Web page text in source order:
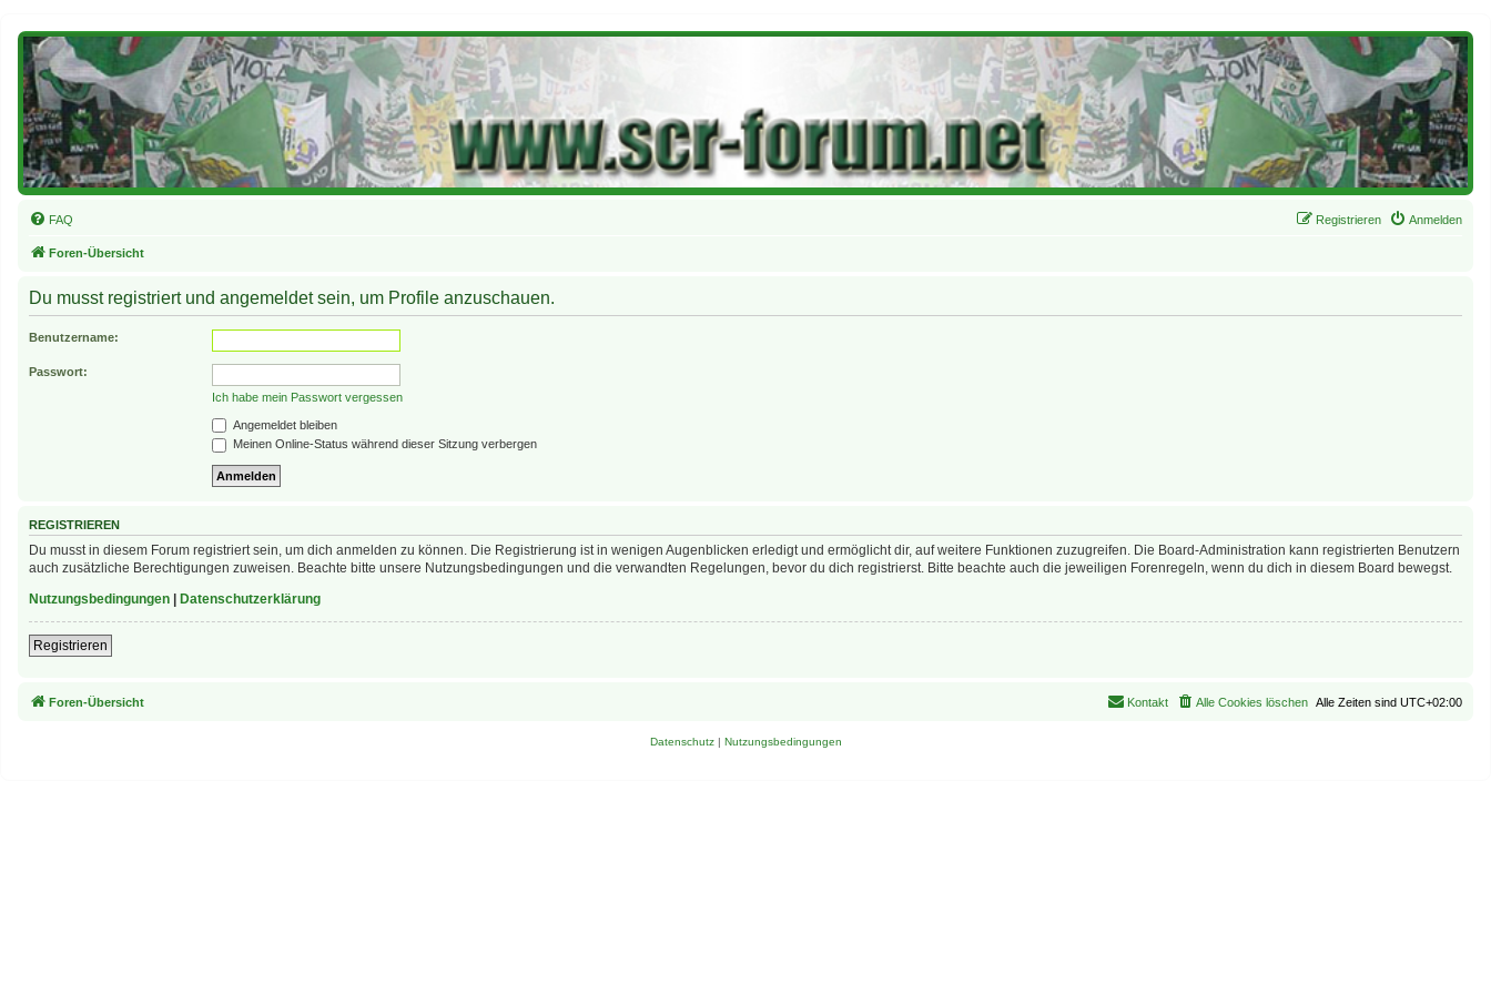
FAQ Anmelden
Registrieren
Foren-Übersicht
Du musst registriert und angemeldet sein, um Profile anzuschauen.
Benutzername:
Passwort:
Ich habe mein Passwort vergessen
Angemeldet bleiben
Meinen Online-Status während dieser Sitzung verbergen
REGISTRIEREN
Du musst in diesem Forum registriert sein, um dich anmelden zu können. Die Registrierung ist in wenigen Augenblicken erledigt und ermöglicht dir, auf weitere Funktionen zuzugreifen. Die Board-Administration kann registrierten Benutzern
auch zusätzliche Berechtigungen zuweisen. Beachte bitte unsere Nutzungsbedingungen und die verwandten Regelungen, bevor du dich registrierst. Bitte beachte auch die jeweiligen Forenregeln, wenn du dich in diesem Board bewegst.
Nutzungsbedingungen
Datenschutzerklärung
Registrieren
Foren-Übersicht Alle Zeiten sind UTC+02:00
Alle Cookies löschen
Kontakt
Datenschutz| Nutzungsbedingungen